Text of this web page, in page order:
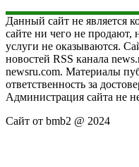
Данный сайт не является
сайте ни чего не продают,
услуги не оказываются.
новостей RSS канала
newsru.com. Материалы
ответственность за
Администрация сайта не
Сайт от bmb2 @ 2024